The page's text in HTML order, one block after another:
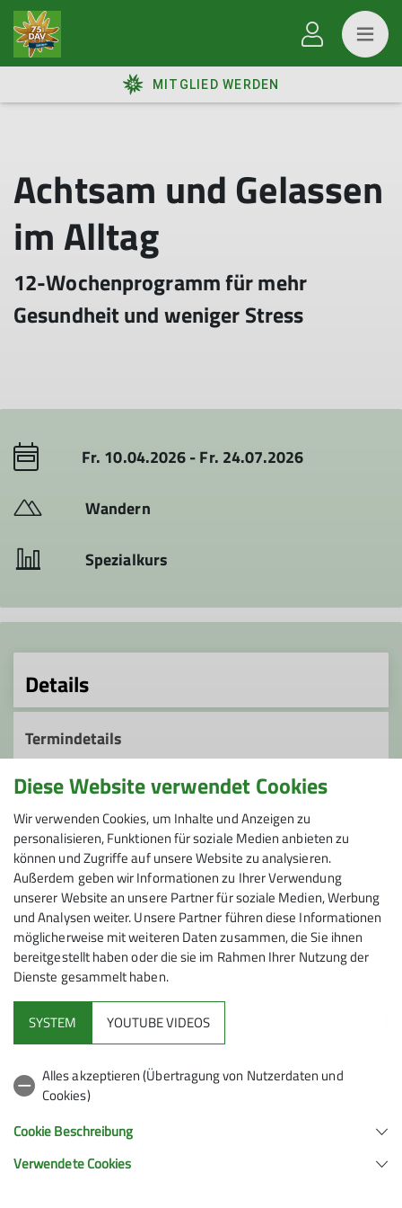
MITGLIED WERDEN
Achtsam und Gelassen
im Alltag
12-Wochenprogramm für mehr
Gesundheit und weniger Stress
Fr. 10.04.2026 - Fr. 24.07.2026
Wandern
Spezialkurs
Details
Termindetails
von April bis ende Juli, nach Absprache freitags ab
evtl. 4. kl.Bergtouren samstags oder sonntags
Fr. 10.04.2026 - Fr. 24.07.2026
Organisation
Heike Rüther
schongau.de
Qualifikationen
Diese Website verwendet Cookies
Wir verwenden Cookies, um Inhalte und Anzeigen zu
personalisieren, Funktionen für soziale Medien anbieten zu
können und Zugriffe auf unsere Website zu analysieren.
Außerdem geben wir Informationen zu Ihrer Verwendung
unserer Website an unsere Partner für soziale Medien, Werbung
und Analysen weiter. Unsere Partner führen diese Informationen
möglicherweise mit weiteren Daten zusammen, die Sie ihnen
bereitgestellt haben oder die sie im Rahmen Ihrer Nutzung der
Dienste gesammelt haben.
SYSTEM YOUTUBE VIDEOS
Alles akzeptieren (Übertragung von Nutzerdaten und
Cookies)
Cookie Beschreibung
Verwendete Cookies